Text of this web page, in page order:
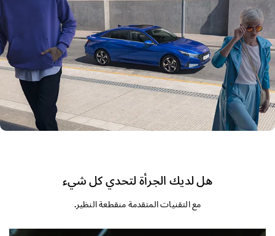
هل لديك الجرأة لتحدي كل شيء
مع التقنيات المتقدمة منقطعة النظير.